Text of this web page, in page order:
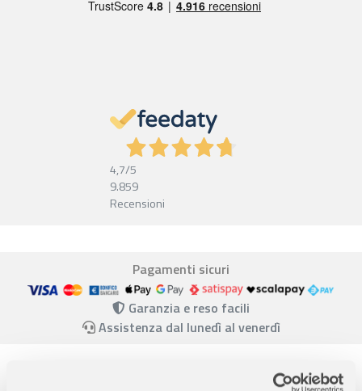
4,7/5
9.859
Recensioni
Pagamenti sicuri
Garanzia e reso facili
Assistenza dal lunedì al venerdì